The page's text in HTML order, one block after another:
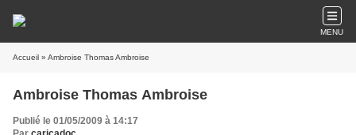
MENU
Accueil » Ambroise Thomas Ambroise
Ambroise Thomas Ambroise
Publié le 01/05/2009 à 14:17